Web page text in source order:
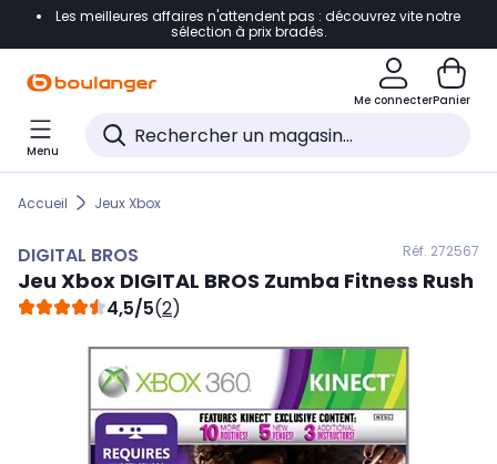
Accéder directement à la navigation
Accéder directement au pied de page
Accéder directement au chatbot
Les meilleures affaires n'attendent pas : découvrez vite notre
sélection à prix bradés.
Me connecterPanier
Menu
Accueil Jeux Xbox
DIGITAL BROS Réf. 272567
Jeu Xbox DIGITAL BROS Zumba Fitness Rush
4,5/5(2)